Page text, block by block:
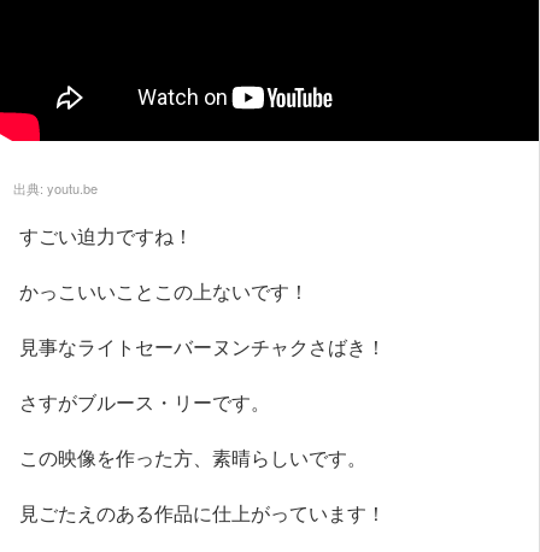
出典: youtu.be
すごい迫力ですね！
かっこいいことこの上ないです！
見事なライトセーバーヌンチャクさばき！
さすがブルース・リーです。
この映像を作った方、素晴らしいです。
見ごたえのある作品に仕上がっています！